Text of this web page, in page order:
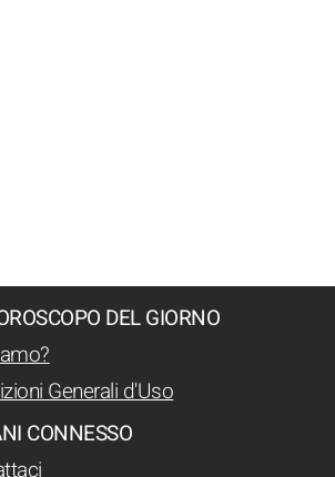
DEL GIORNO
Generali d'Uso
CONNESSO